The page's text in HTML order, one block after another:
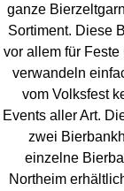
ganze
Sortiment. Diese
vor allem für
verwandeln
vom Volksfest
Events aller Art.
zwei
einzelne
Northeim